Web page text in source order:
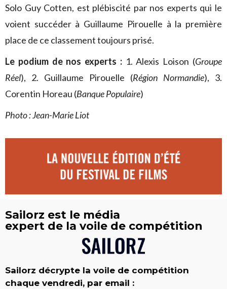
Solo Guy Cotten, est plébiscité par nos experts qui le
voient succéder à Guillaume Pirouelle à la première
place de ce classement toujours prisé.
Le podium de nos experts :1. Alexis Loison (Groupe
Réel), 2. Guillaume Pirouelle (Région Normandie), 3.
Corentin Horeau (Banque Populaire)
Photo : Jean-Marie Liot
Sailorz est le média
expert de la voile de compétition
Sailorz décrypte la voile de compétition
chaque vendredi, par email :